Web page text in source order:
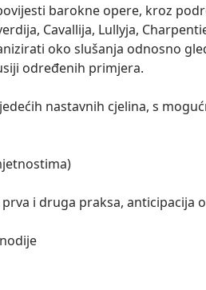
barokne opere, kroz
Cavallija, Lullyja,
oko slušanja odnosno
određenih primjera.
nastavnih cjelina, s
i druga praksa, anticipacija